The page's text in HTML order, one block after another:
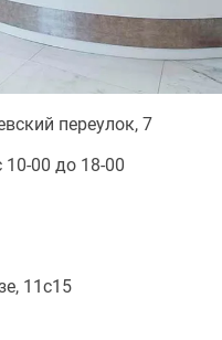
переулок, 7
10-00 до 18-00
11с15